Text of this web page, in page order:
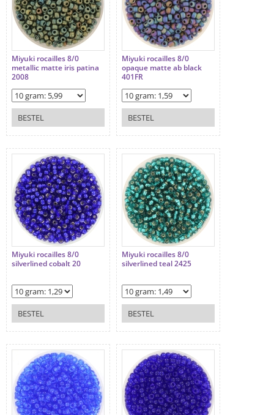
Miyuki rocailles 8/0
metallic matte iris patina
2008
BESTEL
Miyuki rocailles 8/0
opaque matte ab black
401FR
BESTEL
Miyuki rocailles 8/0
silverlined cobalt 20
BESTEL
Miyuki rocailles 8/0
silverlined teal 2425
BESTEL